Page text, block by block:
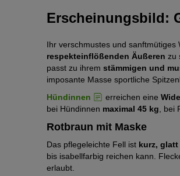
Erscheinungsbild:
Ihr verschmustes und
respekteinflößenden Äußeren zu
passt zu ihrem stämmigen und
imposante Masse sportliche
Hündinnen
erreichen eine
bei Hündinnen maximal 45 kg , bei
Rotbraun mit Maske
Das pflegeleichte Fell ist kurz,
bis isabellfarbig reichen kann.
erlaubt.